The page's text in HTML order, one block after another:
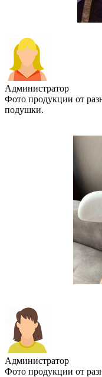
Администратор
Фото продукции от
подушки.
Администратор
Фото продукции от